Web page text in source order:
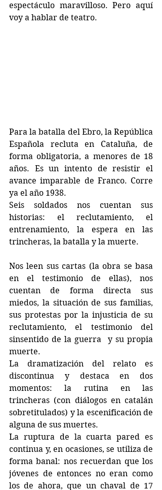
espectáculo maravilloso. Pero aquí
voy a hablar de teatro.
Para la batalla del Ebro, la República
Española recluta en Cataluña, de
forma obligatoria, a menores de 18
años. Es un intento de resistir el
avance imparable de Franco. Corre
ya el año 1938.
Seis soldados nos cuentan sus
historias: el reclutamiento, el
entrenamiento, la espera en las
trincheras, la batalla y la muerte.
Nos leen sus cartas (la obra se basa
en el testimonio de ellas), nos
cuentan de forma directa sus
miedos, la situación de sus familias,
sus protestas por la injusticia de su
reclutamiento, el testimonio del
sinsentido de la guerra  y su propia
muerte.
La dramatización del relato es
discontinua y destaca en dos
momentos: la rutina en las
trincheras (con diálogos en catalán
sobretitulados) y la escenificación de
alguna de sus muertes.
La ruptura de la cuarta pared es
continua y, en ocasiones, se utiliza de
forma banal: nos recuerdan que los
jóvenes de entonces no eran como
los de ahora, que un chaval de 17